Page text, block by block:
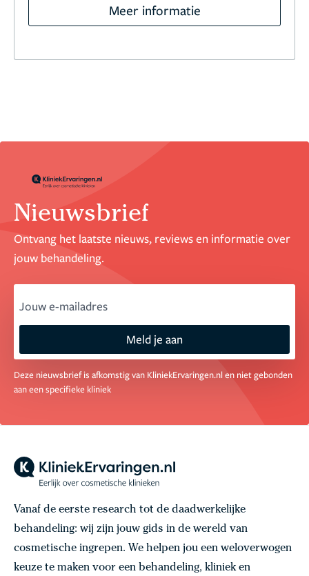
Meer informatie
Nieuwsbrief
Ontvang het laatste nieuws, reviews en informatie over
jouw behandeling.
Meld je aan
Deze nieuwsbrief is afkomstig van KliniekErvaringen.nl en niet gebonden
aan een specifieke kliniek
Vanaf de eerste research tot de daadwerkelijke
behandeling: wij zijn jouw gids in de wereld van
cosmetische ingrepen. We helpen jou een weloverwogen
keuze te maken voor een behandeling, kliniek en